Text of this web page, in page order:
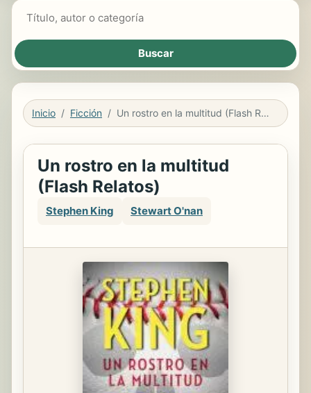
Inicio Ficción Un rostro en la multitud (Flash Relatos)
Un rostro en la multitud
(Flash Relatos)
Stephen King Stewart O'nan